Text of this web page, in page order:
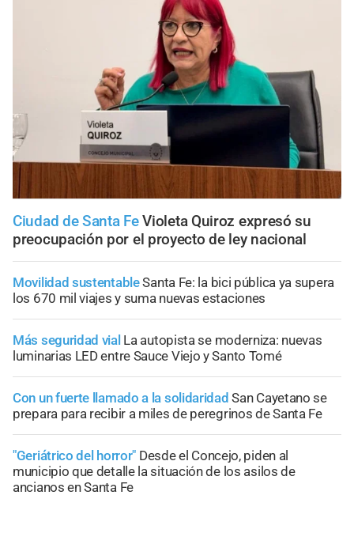
Ciudad de Santa Fe Violeta Quiroz expresó su
preocupación por el proyecto de ley nacional
Movilidad sustentableSanta Fe: la bici pública ya supera
los 670 mil viajes y suma nuevas estaciones
Más seguridad vial La autopista se moderniza: nuevas
luminarias LED entre Sauce Viejo y Santo Tomé
Con un fuerte llamado a la solidaridad San Cayetano se
prepara para recibir a miles de peregrinos de Santa Fe
"Geriátrico del horror" Desde el Concejo, piden al
municipio que detalle la situación de los asilos de
ancianos en Santa Fe